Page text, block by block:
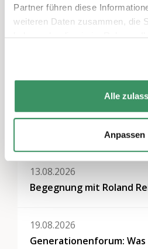
Partner führen diese
weiteren Daten zusammen, die
Alle
Anpassen
Themen
Generationen-Politik & -Dialog
Medien
Weitere
13.08.2026
Begegnung mit Roland
19.08.2026
Generationenforum: